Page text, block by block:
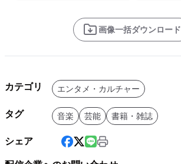
画像一括ダウンロード
カテゴリ エンタメ・カルチャー
タグ 音楽 芸能 書籍・雑誌
シェア